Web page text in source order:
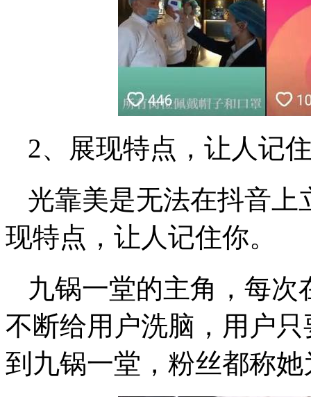
2、展现特点，让人记
光靠美是无法在抖音上
现特点，让人记住你。
九锅一堂的主角，每
不断给用户洗脑，用户
到九锅一堂，粉丝都称